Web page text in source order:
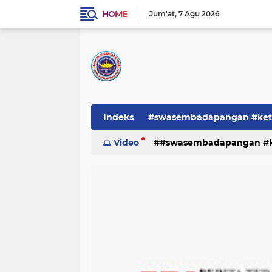
HOME Jum'at 7 Agu 2026
Indeks #swasembadapangan
Pemerintah PEMERINTAHAN
Video #swasembadapangan